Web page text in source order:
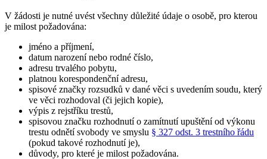
V žádosti je nutné uvést všechny důležité údaje o osobě, pro kterou
je milost požadována:
jméno a příjmení,
datum narození nebo rodné číslo,
adresu trvalého pobytu,
platnou korespondenční adresu,
spisové značky rozsudků v dané věci s uvedením soudu, který
ve věci rozhodoval (či jejich kopie),
výpis z rejstříku trestů,
spisovou značku rozhodnutí o zamítnutí upuštění od výkonu
trestu odnětí svobody ve smyslu § 327 odst. 3 trestního řádu
(pokud takové rozhodnutí je),
důvody, pro které je milost požadována.